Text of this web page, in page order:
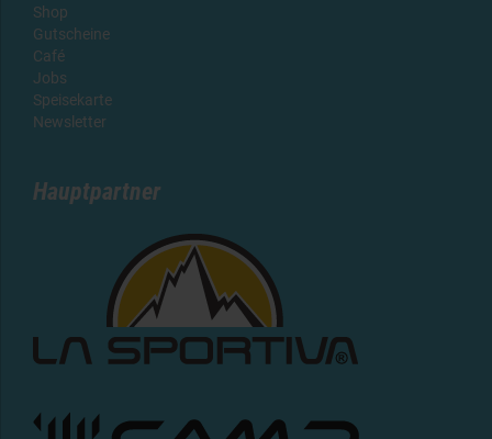
Shop
Gutscheine
Café
Jobs
Speisekarte
Newsletter
Hauptpartner